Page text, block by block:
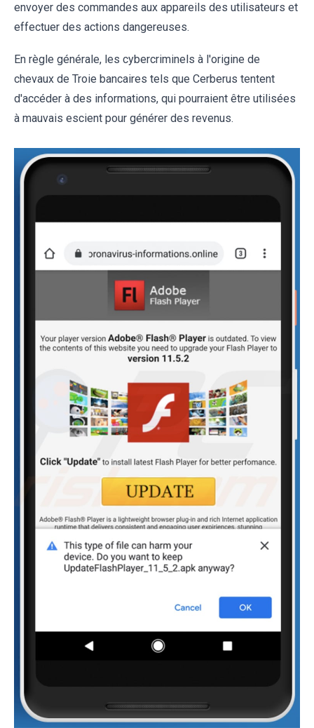
envoyer des commandes aux appareils des utilisateurs et
effectuer des actions dangereuses.
En règle générale, les cybercriminels à l'origine de
chevaux de Troie bancaires tels que Cerberus tentent
d'accéder à des informations, qui pourraient être utilisées
à mauvais escient pour générer des revenus.